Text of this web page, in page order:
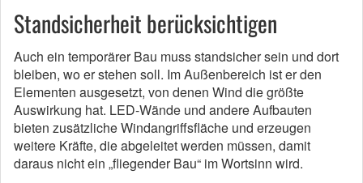
Standsicherheit berücksichtigen
Auch ein temporärer Bau muss standsicher sein und dort
bleiben, wo er stehen soll. Im Außenbereich ist er den
Elementen ausgesetzt, von denen Wind die größte
Auswirkung hat. LED-Wände und andere Aufbauten
bieten zusätzliche Windangriffsfläche und erzeugen
weitere Kräfte, die abgeleitet werden müssen, damit
daraus nicht ein „fliegender Bau“ im Wortsinn wird.